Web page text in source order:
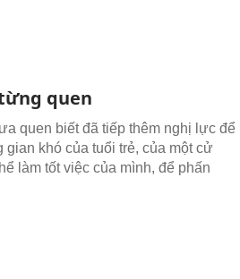
quen
quen biết đã tiếp thêm nghị lực để
khó của tuổi trẻ, của một cử
làm tốt việc của mình, để phấn